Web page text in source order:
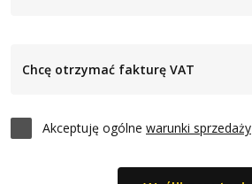
Chcę otrzymać fakturę VAT
Akceptuję ogólne warunki sprzedaży